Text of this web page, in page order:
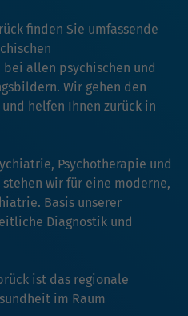
finden Sie umfassende
allen psychischen und
Wir gehen den
helfen Ihnen zurück in
Psychotherapie und
wir für eine moderne,
Basis unserer
Diagnostik und
ist das regionale
im Raum